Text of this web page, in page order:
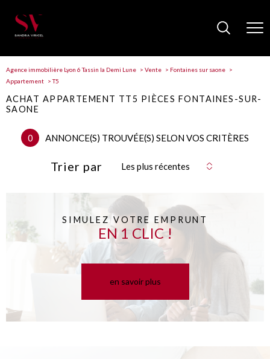
Agence immobilière Lyon 6 Tassin la Demi Lune Vente
Fontaines sur saone
Appartement
T5
ACHAT APPARTEMENT TT5 PIÈCES FONTAINES-SUR-
SAONE
0 ANNONCE(S) TROUVÉE(S) SELON VOS CRITÈRES
Trier par Les plus récentes
SIMULEZ VOTRE EMPRUNT
EN 1 CLIC !
en savoir plus